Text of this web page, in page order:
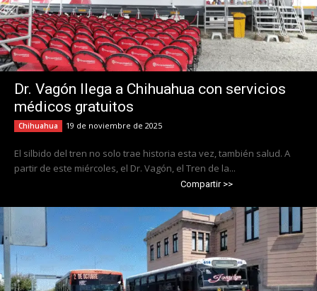
Dr. Vagón llega a Chihuahua con servicios
médicos gratuitos
Chihuahua 19 de noviembre de 2025
El silbido del tren no solo trae historia esta vez, también salud. A
partir de este miércoles, el Dr. Vagón, el Tren de la...
Compartir >>